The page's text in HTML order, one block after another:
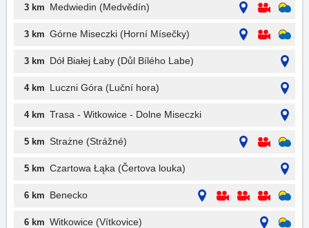
3 km Medwiedin (Medvědín)
3 km Górne Miseczki (Horní Mísečky)
3 km Dół Białej Łaby (Důl Bílého Labe)
4 km Luczni Góra (Luční hora)
4 km Trasa - Witkowice - Dolne Miseczki
5 km Strażne (Strážné)
5 km Czartowa Łąka (Čertova louka)
6 km Benecko
6 km Witkowice (Vítkovice)